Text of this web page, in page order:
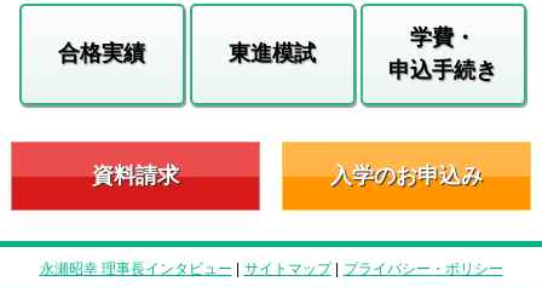
合格実績 東進模試
学費・
申込手続き
資料請求 入学のお申込み
永瀬昭幸 理事長インタビュー | サイトマップ| プライバシー・ポリシー